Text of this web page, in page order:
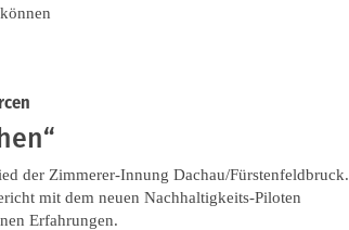
der Zimmerer-Innung Dachau/Fürstenfeldbruck.
mit dem neuen Nachhaltigkeits-Piloten
Erfahrungen.